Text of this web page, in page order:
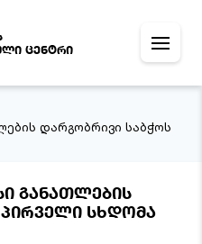
ცენტრი
დარგობრივი საბჭოს
განათლების
სხდომა